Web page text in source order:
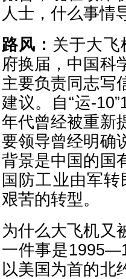
人士，什么事情
路风： 关于大飞
府换届，中国科
主要负责同志写
建议。自“运-
年代曾经被重新
要领导曾经明确
背景是中国的国
国防工业由军
艰苦的转型。
为什么大飞机又
一件事是
以美国为首的北